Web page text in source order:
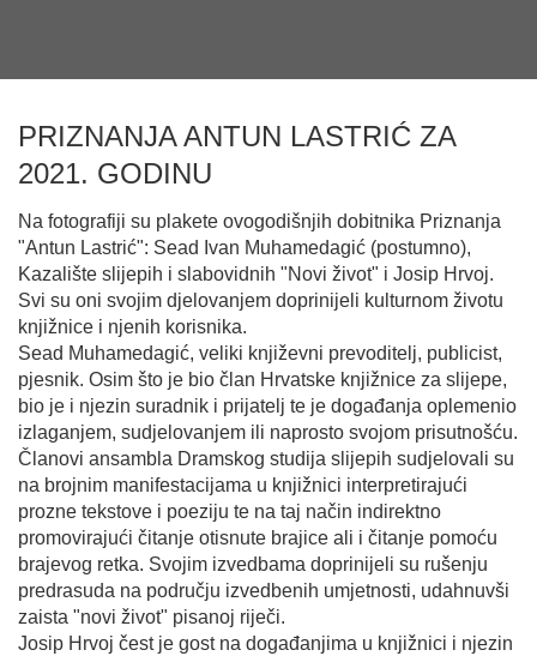
PRIZNANJA ANTUN LASTRIĆ ZA
2021. GODINU
Na fotografiji su plakete ovogodišnjih dobitnika Priznanja
"Antun Lastrić": Sead Ivan Muhamedagić (postumno),
Kazalište slijepih i slabovidnih "Novi život" i Josip Hrvoj.
Svi su oni svojim djelovanjem doprinijeli kulturnom životu
knjižnice i njenih korisnika.
Sead Muhamedagić, veliki književni prevoditelj, publicist,
pjesnik. Osim što je bio član Hrvatske knjižnice za slijepe,
bio je i njezin suradnik i prijatelj te je događanja oplemenio
izlaganjem, sudjelovanjem ili naprosto svojom prisutnošću.
Članovi ansambla Dramskog studija slijepih sudjelovali su
na brojnim manifestacijama u knjižnici interpretirajući
prozne tekstove i poeziju te na taj način indirektno
promovirajući čitanje otisnute brajice ali i čitanje pomoću
brajevog retka. Svojim izvedbama doprinijeli su rušenju
predrasuda na području izvedbenih umjetnosti, udahnuvši
zaista "novi život" pisanoj riječi.
Josip Hrvoj čest je gost na događanjima u knjižnici i njezin